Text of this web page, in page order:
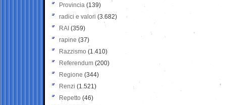
Provincia (139)
radici e valori (3.682)
RAI (359)
rapine (37)
Razzismo (1.410)
Referendum (200)
Regione (344)
Renzi (1.521)
Repetto (46)